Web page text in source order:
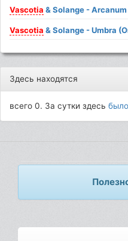
Vascotia & Solange -
Vascotia & Solange - Umbra
Здесь находятся
всего 0. За сутки здесь